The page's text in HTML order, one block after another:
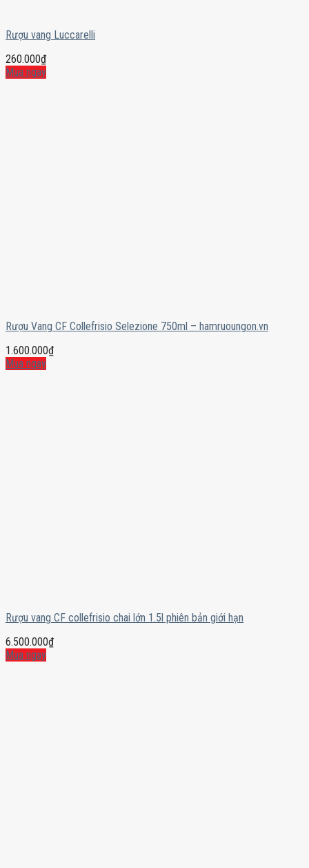
Rượu vang Luccarelli
260.000₫
Mua ngay
Rượu Vang CF Collefrisio Selezione 750ml – hamruoungon.vn
1.600.000₫
Mua ngay
Rượu vang CF collefrisio chai lớn 1.5l phiên bản giới hạn
6.500.000₫
Mua ngay